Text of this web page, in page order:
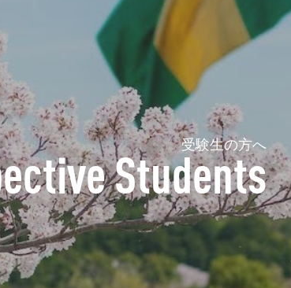
受験生の方へ
Students